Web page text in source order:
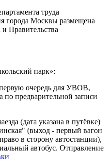
труда
города Москвы размещена
Правительства
парк»:
очередь для УВОВ,
предварительной записи
(дата указана в путёвке)
(выход - первый вагон
в сторону автостанции),
автобус. Отправление